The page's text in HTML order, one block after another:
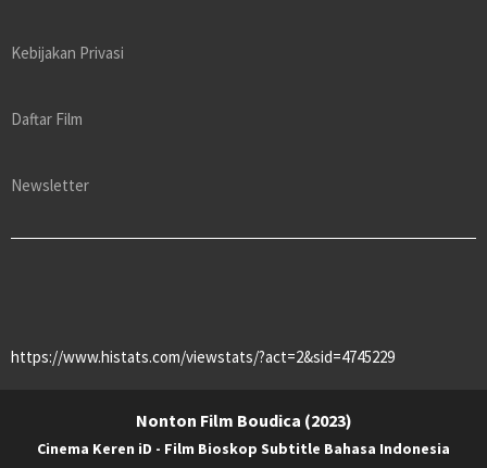
Kebijakan Privasi
Daftar Film
Newsletter
https://www.histats.com/viewstats/?act=2&sid=4745229
Nonton Film Boudica (2023)
Cinema Keren iD - Film Bioskop Subtitle Bahasa Indonesia